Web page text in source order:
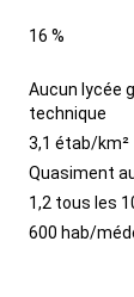
16 %
Aucun lycée
technique
3,1 étab/km²
Quasiment
1,2 tous les
600 hab/